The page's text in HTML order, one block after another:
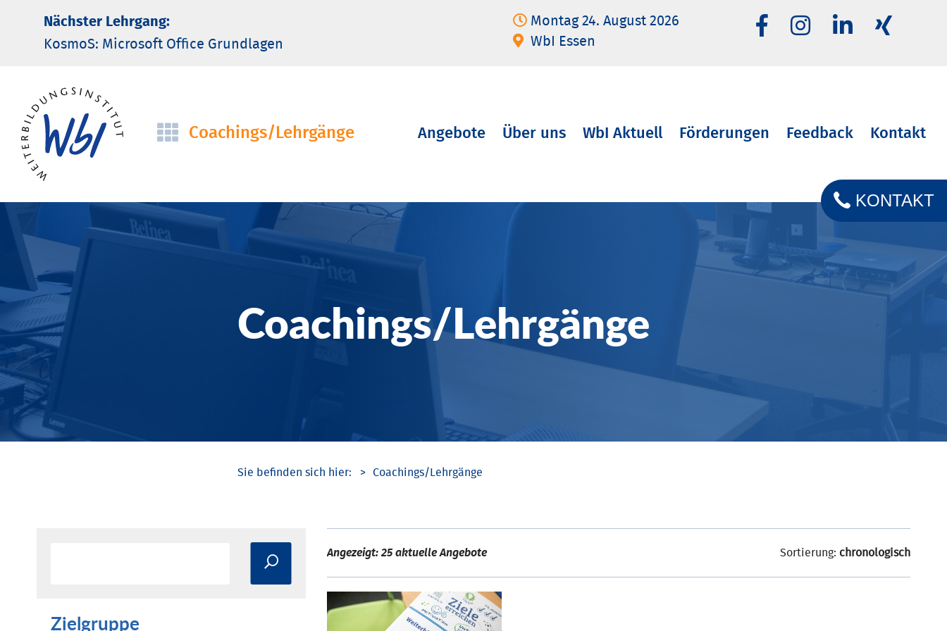
Nächster Lehrgang:
KosmoS: Microsoft Office Grund­lagen
Montag 24. August 2026
WbI Essen
Navigation
Coachings/­Lehrgänge
Navigation
Angebote Über uns WbI Aktuell Förderungen Feedback Kontakt
Coachings/­Lehrgänge
KONTAKT
Coachings/­Lehrgänge
Zielgruppe
Angezeigt: 25 aktuelle Angebote Sortierung: chronologisch